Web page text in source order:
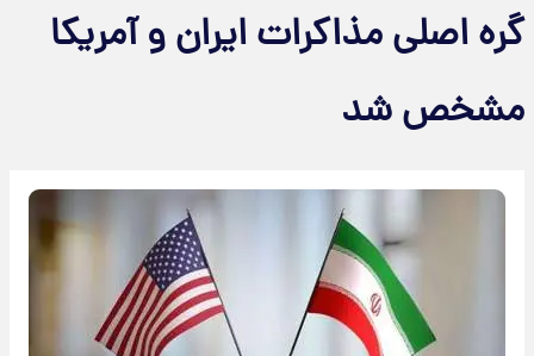
گره اصلی مذاکرات ایران و آمریکا
مشخص شد